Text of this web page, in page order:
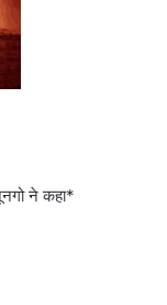
ने कहा*